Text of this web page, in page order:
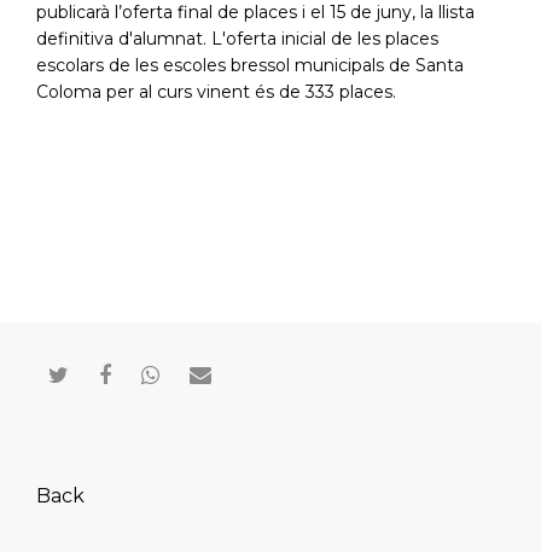
Back
publicarà l’oferta final de places i el 15 de juny, la llista
definitiva d'alumnat. L'oferta inicial de les places
escolars de les escoles bressol municipals de Santa
Coloma per al curs vinent és de 333 places.